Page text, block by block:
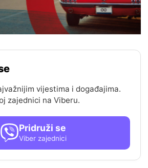
vijestima i događajima.
zajednici na Viberu.
Pridruži se
Viber zajednici